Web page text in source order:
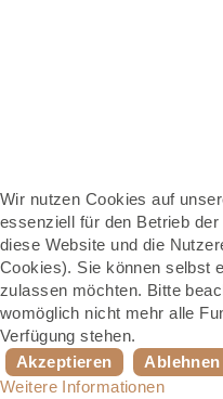
Wir nutzen Cookies auf
essenziell für den Betrieb
diese Website und die
Cookies). Sie können selbst
zulassen möchten. Bitte
womöglich nicht mehr alle
Verfügung stehen.
Akzeptieren
Ablehnen
Weitere Informationen